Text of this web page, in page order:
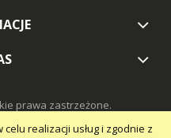
realizacji usług i zgodnie z
prawa zastrzeżone.